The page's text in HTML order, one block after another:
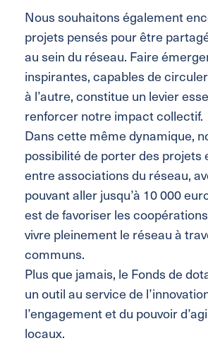
Nous souhaitons également
projets pensés pour être
au sein du réseau. Faire
inspirantes, capables de
à l’autre, constitue un levier
renforcer notre impact collectif.
Dans cette même dynamique,
possibilité de porter des projets
entre associations du réseau,
pouvant aller jusqu’à 10 000
est de favoriser les
vivre pleinement le réseau à
communs.
Plus que jamais, le Fonds de
un outil au service de
l’engagement et du pouvoir
locaux.